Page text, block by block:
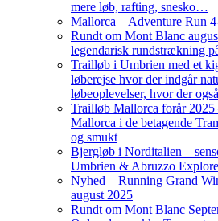
mere løb, rafting, snesko…
Mallorca – Adventure Run
Rundt om Mont Blanc
legendarisk rundstrækning
Trailløb i Umbrien med et
løberejse hvor der indgår
løbeoplevelser, hvor der
Trailløb Mallorca forår
Mallorca i de betagende
og smukt
Bjergløb i Norditalien –
Umbrien & Abruzzo
Nyhed – Running Grand
august 2025
Rundt om Mont Blanc